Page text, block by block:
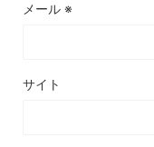
メール ※
サイト